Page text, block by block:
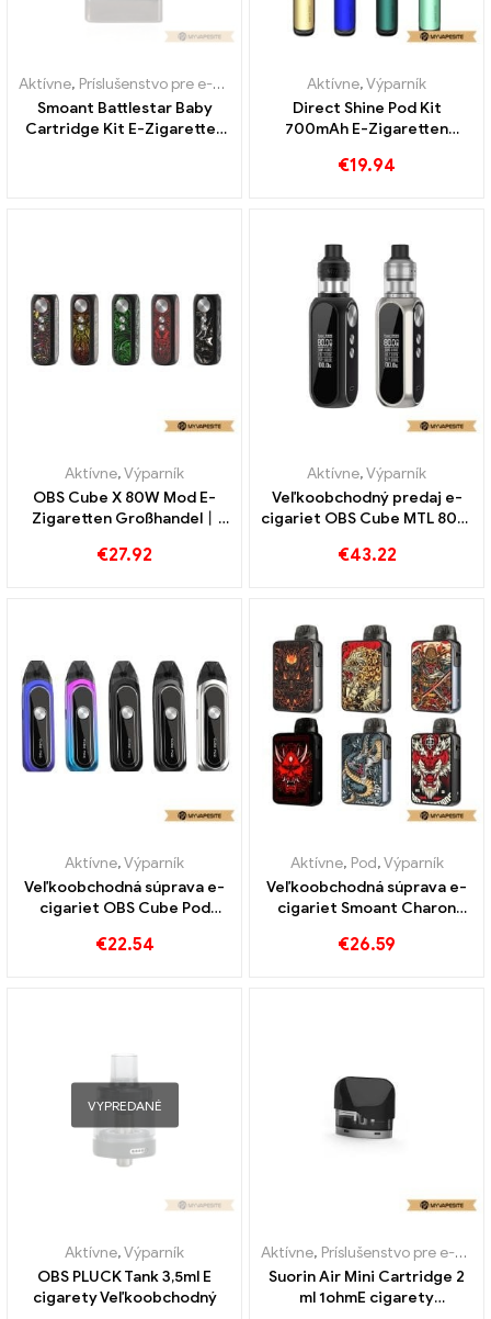
Aktívne, Príslušenstvo pre e-cigarety
Výparník
Smoant Battlestar Baby
Cartridge Kit E-Zigaretten
Aktívne,Výparník
Direct Shine Pod Kit
700mAh E-Zigaretten
€19.94
Aktívne,Výparník
OBS Cube X 80W Mod E-
Zigaretten Großhandel丨
€27.92
Aktívne,Výparník
Veľkoobchodný predaj e-
cigariet OBS Cube MTL 80W
€43.22
Aktívne,Výparník
Veľkoobchodná súprava e-
cigariet OBS Cube Pod
€22.54
Aktívne, Pod,Výparník
Veľkoobchodná súprava e-
cigariet Smoant Charon
mAh na mieru
€26.59
VYPREDANÉ
Aktívne,Výparník
OBS PLUCK Tank 3,5ml E
cigarety Veľkoobchodný
Aktívne, Príslušenstvo pre e-cigarety
Suorin Air Mini Cartridge 2
ml 1ohmE cigarety